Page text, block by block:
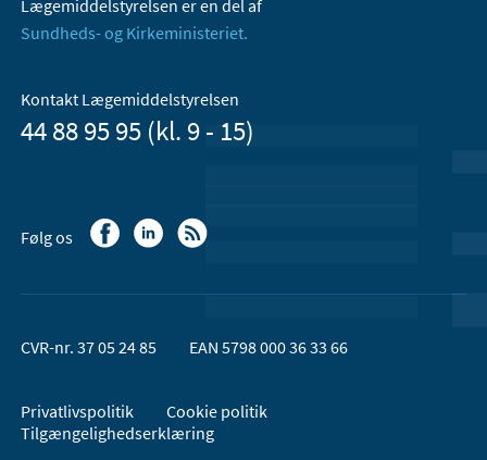
Lægemiddelstyrelsen er en del af
Sundheds- og Kirkeministeriet.
Kontakt Lægemiddelstyrelsen
44 88 95 95 (kl. 9 - 15)
Følg os
CVR-nr. 37 05 24 85 EAN 5798 000 36 33 66
Privatlivspolitik
Cookie politik
Tilgængelighedserklæring